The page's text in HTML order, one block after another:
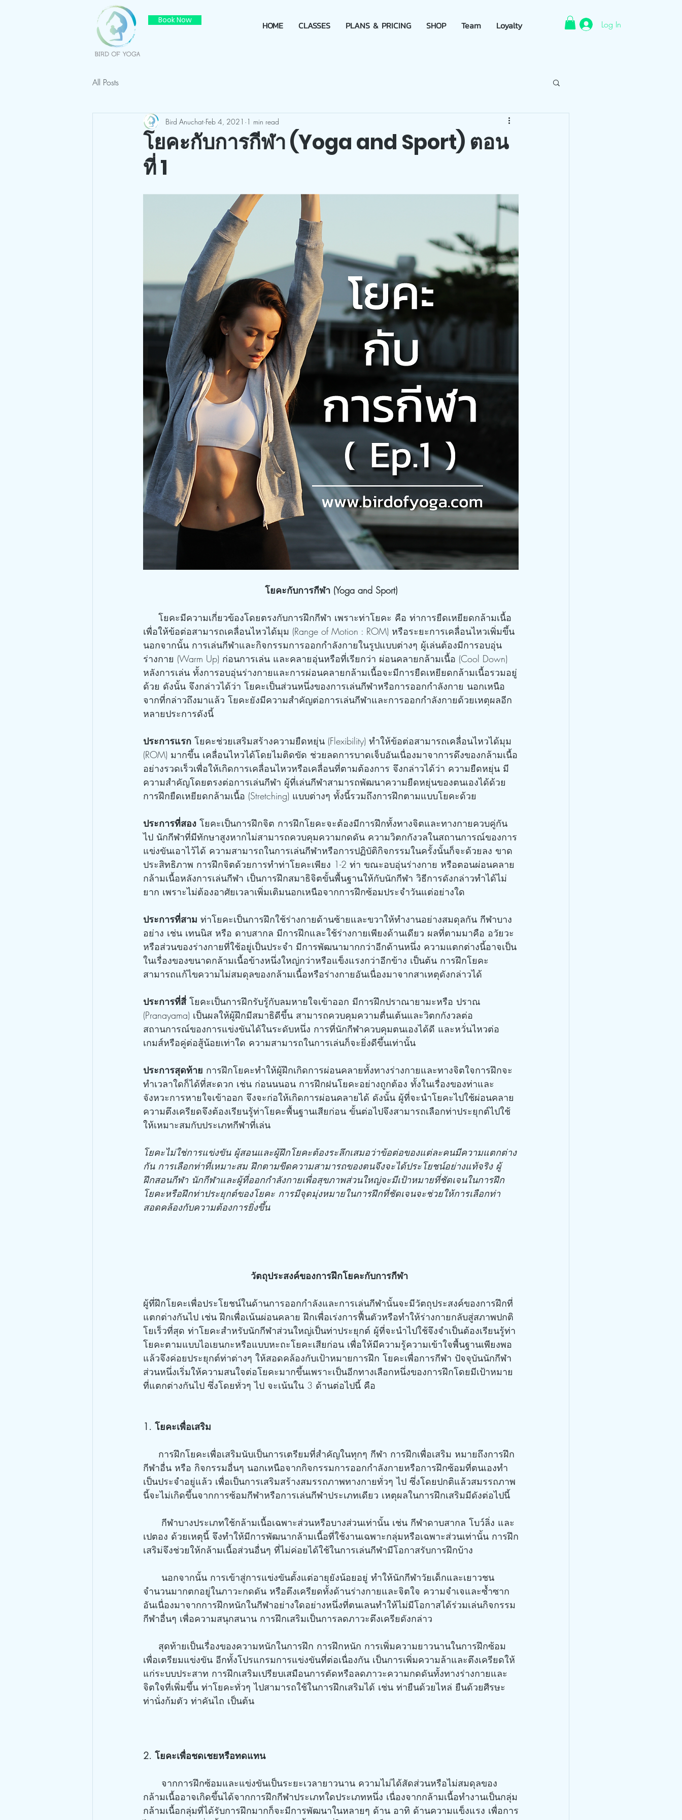
HOME CLASSES PLANS & PRICING SHOP Team Loyalty
Book Now Log In
All Posts
โยคะกับการกีฬา (Yoga and Sport) ตอน
ที่ 1
Bird Anuchat Feb 4, 2021 1 min read
โยคะกับการกีฬา (Yoga and Sport)
เพื่อให้ข้อต่อสามารถเคลื่อนไหวได้มุม (Range of Motion : ROM) หรือระยะการเคลื่อนไหวเพิ่มขึ้น
นอกจากนั้น การเล่นกีฬาและกิจกรรมการออกกำลังกายในรูปแบบต่างๆ ผู้เล่นต้องมีการอบอุ่น
ร่างกาย (Warm Up) ก่อนการเล่น และคลายอุ่นหรือที่เรียกว่า ผ่อนคลายกล้ามเนื้อ (Cool Down)
หลังการเล่น ทั้งการอบอุ่นร่างกายและการผ่อนคลายกล้ามเนื้อจะมีการยืดเหยียดกล้ามเนื้อรวมอยู่
ด้วย ดังนั้น จึงกล่าวได้ว่า โยคะเป็นส่วนหนึ่งของการเล่นกีฬาหรือการออกกำลังกาย นอกเหนือ
จากที่กล่าวถึงมาแล้ว โยคะยังมีความสำคัญต่อการเล่นกีฬาและการออกกำลังกายด้วยเหตุผลอีก
หลายประการดังนี้
ประการแรก โยคะช่วยเสริมสร้างความยืดหยุ่น (Flexibility) ทำให้ข้อต่อสามารถเคลื่อนไหวได้มุม
(ROM) มากขึ้น เคลื่อนไหวได้โดยไมติดขัด ช่วยลดการบาดเจ็บอันเนื่องมาจาการดึงของกล้ามเนื้อ
อย่างรวดเร็วเพื่อให้เกิดการเคลื่อนไหวหรือเคลื่อนที่ตามต้องการ จึงกล่าวได้ว่า ความยืดหยุ่น มี
ความสำคัญโดยตรงต่อการเล่นกีฬา ผู้ที่เล่นกีฬาสามารถพัฒนาความยืดหยุ่นของตนเองได้ด้วย
การฝึกยืดเหยียดกล้ามเนื้อ (Stretching) แบบต่างๆ ทั้งนี้รวมถึงการฝึกตามแบบโยคะด้วย
ประการที่สอง โยคะเป็นการฝึกจิต การฝึกโยคะจะต้องมีการฝึกทั้งทางจิตและทางกายควบคู่กัน
ไป นักกีฬาที่มีทักษาสูงหากไม่สามารถควบคุมความกดดัน ความวิตกกังวลในสถานการณ์ของการ
แข่งขันเอาไว้ได้ ความสามารถในการเล่นกีฬาหรือการปฏิบัติกิจกรรมในครั้งนั้นก็จะด้วยลง ขาด
ประสิทธิภาพ การฝึกจิตด้วยการทำท่าโยคะเพียง 1-2 ท่า ขณะอบอุ่นร่างกาย หรือตอนผ่อนคลาย
กล้ามเนื้อหลังการเล่นกีฬา เป็นการฝึกสมาธิจิตขั้นพื้นฐานให้กับนักกีฬา วิธีการดังกล่าวทำได้ไม่
ยาก เพราะไม่ต้องอาศัยเวลาเพิ่มเติมนอกเหนือจากการฝึกซ้อมประจำวันแต่อย่างใด
ประการที่สาม ท่าโยคะเป็นการฝึกใช้ร่างกายด้านซ้ายและขวาให้ทำงานอย่างสมดุลกัน กีฬาบาง
อย่าง เช่น เทนนิส หรือ ดาบสากล มีการฝึกและใช้ร่างกายเพียงด้านเดียว ผลที่ตามมาคือ อวัยวะ
หรือส่วนของร่างกายที่ใช้อยู่เป็นประจำ มีการพัฒนามากกว่าอีกด้านหนึ่ง ความแตกต่างนี้อาจเป็น
ในเรื่องของขนาดกล้ามเนื้อข้างหนึ่งใหญ่กว่าหรือแข็งแรงกว่าอีกข้าง เป็นต้น การฝึกโยคะ
สามารถแก้ไขความไม่สมดุลของกล้ามเนื้อหรือร่างกายอันเนื่องมาจากสาเหตุดังกล่าวได้
ประการที่สี่ โยคะเป็นการฝึกรับรู้กับลมหายใจเข้าออก มีการฝึกปราณายามะหรือ ปราณ
(Pranayama) เป็นผลให้ผู้ฝึกมีสมาธิดีขึ้น สามารถควบคุมความตื่นเต้นและวิตกกังวลต่อ
สถานการณ์ของการแข่งขันได้ในระดับหนึ่ง การที่นักกีฬาควบคุมตนเองได้ดี และหวั่นไหวต่อ
เกมส์หรือคู่ต่อสู้น้อยเท่าใด ความสามารถในการเล่นก็จะยิ่งดีขึ้นเท่านั้น
ประการสุดท้าย การฝึกโยคะทำให้ผู้ฝึกเกิดการผ่อนคลายทั้งทางร่างกายและทางจิตใจการฝึกจะ
ทำเวลาใดก็ได้ที่สะดวก เช่น ก่อนนนอน การฝึกฝนโยคะอย่างถูกต้อง ทั้งในเรื่องของท่าและ
จังหวะการหายใจเข้าออก จึงจะก่อให้เกิดการผ่อนคลายได้ ดังนั้น ผู้ที่จะนำโยคะไปใช้ผ่อนคลาย
ความตึงเครียดจึงต้องเรียนรู้ท่าโยคะพื้นฐานเสียก่อน ขั้นต่อไปจึงสามารถเลือกท่าประยุกต์ไปใช้
ให้เหมาะสมกับประเภทกีฬาที่เล่น
โยคะไม่ใช่การแข่งขัน ผู้สอนและผู้ฝึกโยคะต้องระลึกเสมอว่าข้อต่อของแต่ละคนมีความแตกต่าง
กัน การเลือกท่าที่เหมาะสม ฝึกตามขีดความสามารถของตนจึงจะได้ประโยชน์อย่างแท้จริง ผู้
ฝึกสอนกีฬา นักกีฬาและผู้ที่ออกกำลังกายเพื่อสุขภาพส่วนใหญ่จะมีเป้าหมายที่ชัดเจนในการฝึก
โยคะหรือฝึกท่าประยุกต์ของโยคะ การมีจุดมุ่งหมายในการฝึกที่ชัดเจนจะช่วยให้การเลือกท่า
สอดคล้องกับความต้องการยิ่งขึ้น
วัตถุประสงค์ของการฝึกโยคะกับการกีฬา
ผู้ที่ฝึกโยคะเพื่อประโยชน์ในด้านการออกกำลังและการเล่นกีฬานั้นจะมีวัตถุประสงค์ของการฝึกที่
แตกต่างกันไป เช่น ฝึกเพื่อเน้นผ่อนคลาย ฝึกเพื่อเร่งการฟื้นตัวหรือทำให้ร่างกายกลับสู่สภาพปกติ
โยเร็วที่สุด ท่าโยคะสำหรับนักกีฬาส่วนใหญ่เป็นท่าประยุกต์ ผู้ที่จะนำไปใช้จึงจำเป็นต้องเรียนรู้ท่า
โยคะตามแบบไอเยนกะหรือแบบหะถะโยคะเสียก่อน เพื่อให้มีความรู้ความเข้าใจพื้นฐานเพียงพอ
แล้วจึงค่อยประยุกต์ท่าต่างๆ ให้สอดคล้องกับเป้าหมายการฝึก โยคะเพื่อการกีฬา ปัจจุบันนักกีฬา
ส่วนหนึ่งเริ่มให้ความสนใจต่อโยคะมากขึ้นเพราะเป็นอีกทางเลือกหนึ่งของการฝึกโดยมีเป้าหมาย
ที่แตกต่างกันไป ซึ่งโดยทั่วๆ ไป จะเน้นใน 3 ด้านต่อไปนี้ คือ
1. โยคะเพื่อเสริม
กีฬาอื่น หรือ กิจกรรมอื่นๆ นอกเหนือจากกิจกรรมการออกกำลังกายหรือการฝึกซ้อมที่ตนเองทำ
เป็นประจำอยู่แล้ว เพื่อเป็นการเสริมสร้างสมรรถภาพทางกายทั่วๆ ไป ซึ่งโดยปกติแล้วสมรรถภาพ
นี้จะไม่เกิดขึ้นจากการซ้อมกีฬาหรือการเล่นกีฬาประเภทเดียว เหตุผลในการฝึกเสริมมีดังต่อไปนี้
เปตอง ด้วยเหตุนี้ จึงทำให้มีการพัฒนากล้ามเนื้อที่ใช้งานเฉพาะกลุ่มหรือเฉพาะส่วนเท่านั้น การฝึก
เสริม่จึงช่วยให้กล้ามเนื้อส่วนอื่นๆ ที่ไม่ค่อยได้ใช้ในการเล่นกีฬามีโอกาสรับการฝึกบ้าง
จำนวนมากตกอยู่ในภาวะกดดัน หรือตึงเครียดทั้งด้านร่างกายและจิตใจ ความจำเจและซ้ำซาก
อันเนื่องมาจากการฝึกหนักในกีฬาอย่างใดอย่างหนึ่งที่ตนเลนทำให้ไม่มีโอกาสได้ร่วมเล่นกิจกรรม
กีฬาอื่นๆ เพื่อความสนุกสนาน การฝึกเสริมเป็นการลดภาวะตึงเครียดังกล่าว
เพื่อเตรียมแข่งขัน อีกทั้งโปรแกรมการแข่งขันที่ต่อเนื่องกัน เป็นการเพิ่มความล้าและตึงเครียดให้
แก่ระบบประสาท การฝึกเสริมเปรียบเสมือนการตัดหรือลดภาวะความกดดันทั้งทางร่างกายและ
จิตใจที่เพิ่มขึ้น ท่าโยคะทั่วๆ ไปสามารถใช้ในการฝึกเสริมได้ เช่น ท่ายืนด้วยไหล่ ยืนด้วยศีรษะ
ท่านั่งก้มตัว ท่าคันไถ เป็นต้น
2. โยคะเพื่อชดเชยหรือทดแทน
กล้ามเนื้ออาจเกิดขึ้นได้จากการฝึกกีฬาประเภทใดประเภทหนึ่ง เนื่องจากกล้ามเนื้อทำงานเป็นกลุ่ม
กล้ามเนื้อกลุ่มที่ได้รับการฝึกมากก็จะมีการพัฒนาในหลายๆ ด้าน อาทิ ด้านความแข็งแรง เพื่อการ